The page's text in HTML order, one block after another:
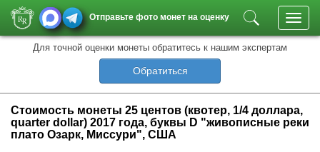
Отправьте фото монет на оценку
Для точной оценки монеты обратитесь к нашим экспертам
Обратиться
Стоимость монеты 25 центов (квотер, 1/4 доллара,
quarter dollar) 2017 года, буквы D "живописные реки
плато Озарк, Миссури", США